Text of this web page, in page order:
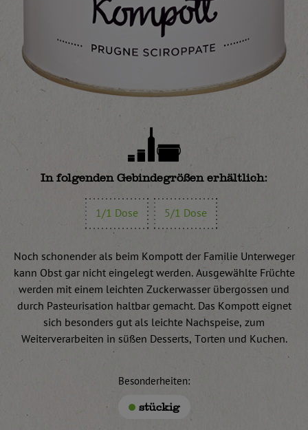
In folgenden Gebindegrößen erhältlich:
1/1 Dose 5/1 Dose
Noch schonender als beim Kompott der Familie Unterweger
kann Obst gar nicht eingelegt werden. Ausgewählte Früchte
werden mit einem leichten Zuckerwasser übergossen und
durch Pasteurisation haltbar gemacht. Das Kompott eignet
sich besonders gut als leichte Nachspeise, zum
Weiterverarbeiten in süßen Desserts, Torten und Kuchen.
Besonderheiten:
stückig